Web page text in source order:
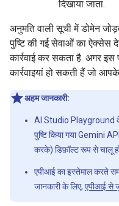
दिखाया जाता.
अनुमति वाली सूची में डोमेन
पुष्टि की गई सेवाओं का
कार्रवाई कर सकता है. अगर इस
कार्रवाइयां हो सकती हैं जो
अहम जानकारी:
AI Studio Playground के
पुष्टि किया गया Gemini
करके) डिफ़ॉल्ट रूप से चालू
एपीआई का इस्तेमाल करते
जानकारी के लिए, एपीआई से